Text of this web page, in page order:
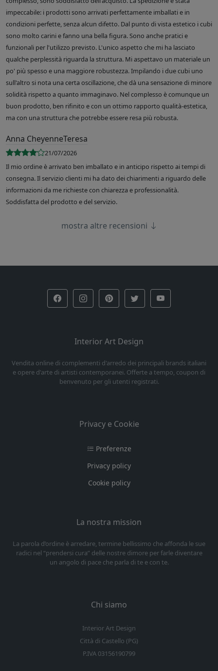
impeccabile: i prodotti sono arrivati perfettamente imballati e in
condizioni perfette, senza alcun difetto. Dal punto di vista estetico i cubi
sono molto carini e fanno una bella figura. Sono anche pratici e
funzionali per l'utilizzo previsto. L'unico aspetto che mi ha lasciato
qualche perplessità riguarda la struttura. Mi aspettavo un materiale un
po' più spesso e una maggiore robustezza. Impilando i due cubi uno
sull'altro si nota una certa oscillazione, che dà una sensazione di minore
solidità rispetto a quanto immaginavo. Nel complesso è comunque un
buon prodotto, ben rifinito e con un ottimo rapporto qualità-estetica,
ma con una struttura che potrebbe essere resa più robusta.
Anna CheyenneTeresa
21/07/2026
Il mio ordine è arrivato ben imballato e in anticipo rispetto ai tempi di
consegna. Il servizio clienti mi ha dato dei chiarimenti a riguardo delle
informazioni da me richieste con chiarezza e professionalità.
Soddisfatta del prodotto e del servizio.
mostra altre recensioni
Interior Art Design
Vendita online di complementi d'arredo dei principali brands italiani
e opere d'arte di artisti contemporanei. Offerte a tempo, coupon di
benvenuto per gli utenti registrati.
Privacy e Cookie
Preferenze
Privacy policy
Cookie policy
La nostra mission
La parola d’ordine è arredare, termine bellissimo che affonda le sue
radici nel “prendersi cura” delle nostre dimore per farle diventare
un angolo di pace che parla di te e con te.
Chi siamo
Interior Art Design
Città di Castello (PG)
P.IVA 03156190799